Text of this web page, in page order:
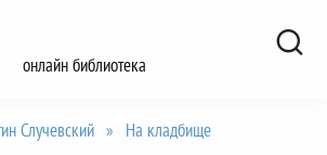
онлайн библиотека
Случевский » На кладбище